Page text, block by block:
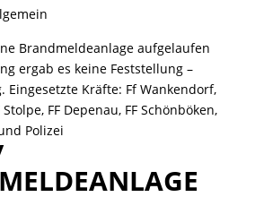
Brandmeldeanlage aufgelaufen
ergab es keine Feststellung –
Eingesetzte Kräfte: Ff Wankendorf,
Stolpe, FF Depenau, FF Schönböken,
Polizei